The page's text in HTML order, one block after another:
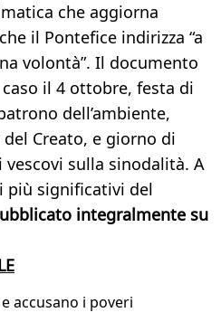
che aggiorna
il Pontefice indirizza “a
volontà”. Il documento
il 4 ottobre, festa di
dell’ambiente,
Creato, e giorno di
sulla sinodalità. A
più significativi del
integralmente su
accusano i poveri